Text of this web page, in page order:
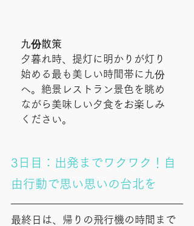
九份散策
夕暮れ時、提灯に明かりが灯り
始める最も美しい時間帯に九份
へ。絶景レストラン景色を眺め
ながら美味しい夕食をお楽しみ
ください。
3日目：出発までワクワク！自
由行動で思い思いの台北を
最終日は、帰りの飛行機の時間まで